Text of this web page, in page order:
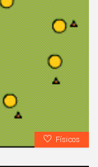
Físicos